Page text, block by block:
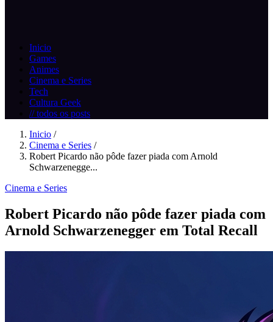
Inicio
Games
Animes
Cinema e Series
Tech
Cultura Geek
// todos os posts
Inicio /
Cinema e Series /
Robert Picardo não pôde fazer piada com Arnold
Schwarzenegge...
Cinema e Series
Robert Picardo não pôde fazer piada com
Arnold Schwarzenegger em Total Recall